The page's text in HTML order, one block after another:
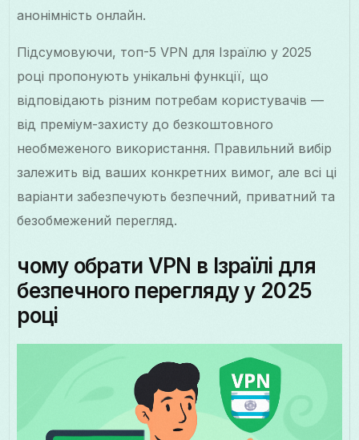
анонімність онлайн.
Підсумовуючи, топ-5 VPN для Ізраїлю у 2025
році пропонують унікальні функції, що
відповідають різним потребам користувачів —
від преміум-захисту до безкоштовного
необмеженого використання. Правильний вибір
залежить від ваших конкретних вимог, але всі ці
варіанти забезпечують безпечний, приватний та
безобмежений перегляд.
чому обрати VPN в Ізраїлі для
безпечного перегляду у 2025
році